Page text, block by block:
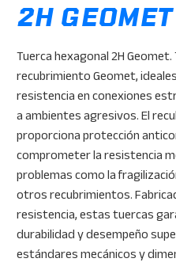
2H GEOMET
Tuerca hexagonal 2H
recubrimiento Geomet,
resistencia en conexiones
a ambientes agresivos. El
proporciona protección
comprometer la resistencia
problemas como la
otros recubrimientos.
resistencia, estas tuercas
durabilidad y desempeño
estándares mecánicos y